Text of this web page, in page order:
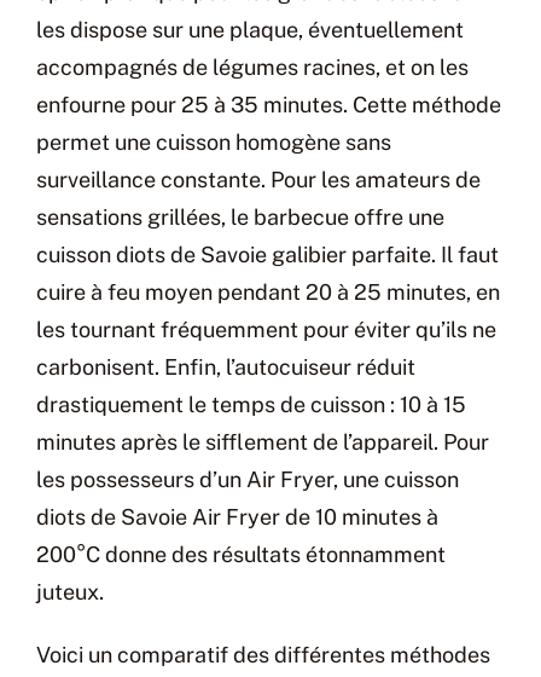
les dispose sur une plaque, éventuellement
accompagnés de légumes racines, et on les
enfourne pour 25 à 35 minutes. Cette méthode
permet une cuisson homogène sans
surveillance constante. Pour les amateurs de
sensations grillées, le barbecue offre une
cuisson diots de Savoie galibier parfaite. Il faut
cuire à feu moyen pendant 20 à 25 minutes, en
les tournant fréquemment pour éviter qu’ils ne
carbonisent. Enfin, l’autocuiseur réduit
drastiquement le temps de cuisson : 10 à 15
minutes après le sifflement de l’appareil. Pour
les possesseurs d’un Air Fryer, une cuisson
diots de Savoie Air Fryer de 10 minutes à
200°C donne des résultats étonnamment
juteux.
Voici un comparatif des différentes méthodes